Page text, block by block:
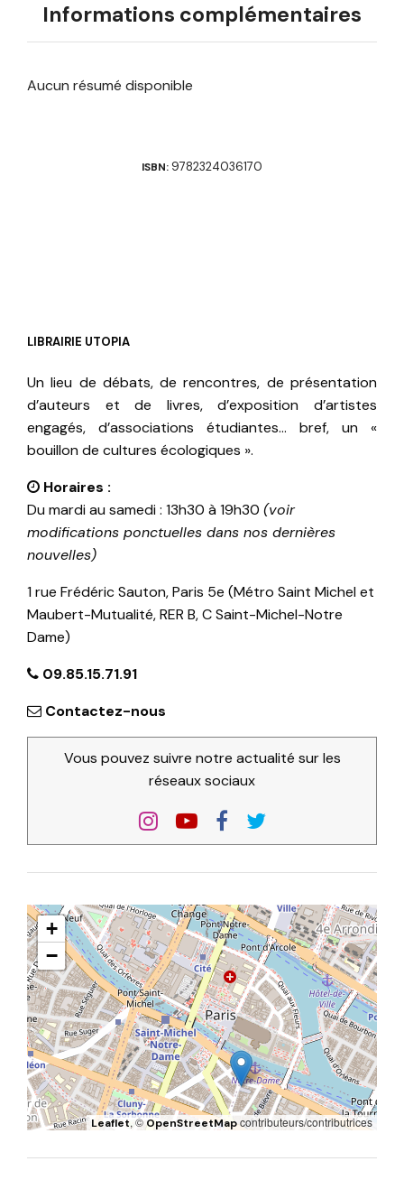
Informations complémentaires
Aucun résumé disponible
ISBN: 9782324036170
LIBRAIRIE UTOPIA
Un lieu de débats, de rencontres, de présentation
d’auteurs et de livres, d’exposition d’artistes
engagés, d’associations étudiantes… bref, un «
bouillon de cultures écologiques ».
Horaires :
Du mardi au samedi : 13h30 à 19h30 (voir
modifications ponctuelles dans nos dernières
nouvelles)
1 rue Frédéric Sauton, Paris 5e (Métro Saint Michel et
Maubert-Mutualité, RER B, C Saint-Michel-Notre
Dame)
09.85.15.71.91
Contactez-nous
Vous pouvez suivre notre actualité sur les
réseaux sociaux
+
−
Leaflet, ©OpenStreetMapcontributeurs/contributrices